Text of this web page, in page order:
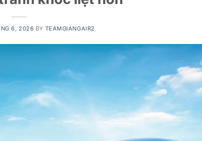
6, 2026 BY TEAMGIANGAIR2